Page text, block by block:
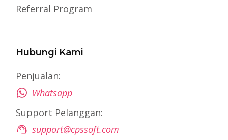
Referral Program
Hubungi Kami
Penjualan:
Whatsapp
Support Pelanggan:
support@cpssoft.com